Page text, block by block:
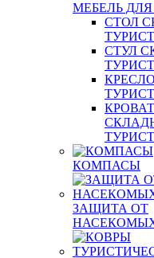
МЕБЕЛЬ
СТОЛ
СТУЛ
КОМПАСЫ
ЗАЩИТА ОТ